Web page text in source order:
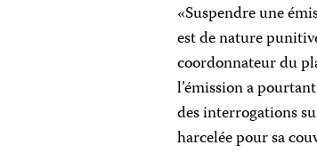
«Suspendre une
est de nature
coordonnateur du
l’émission a
des interrogations
harcelée pour sa